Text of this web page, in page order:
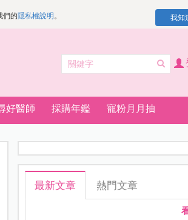
們的隱私權說明 。 我知
好醫師 採購年鑑 寵粉月月抽
最新文章 熱門文章